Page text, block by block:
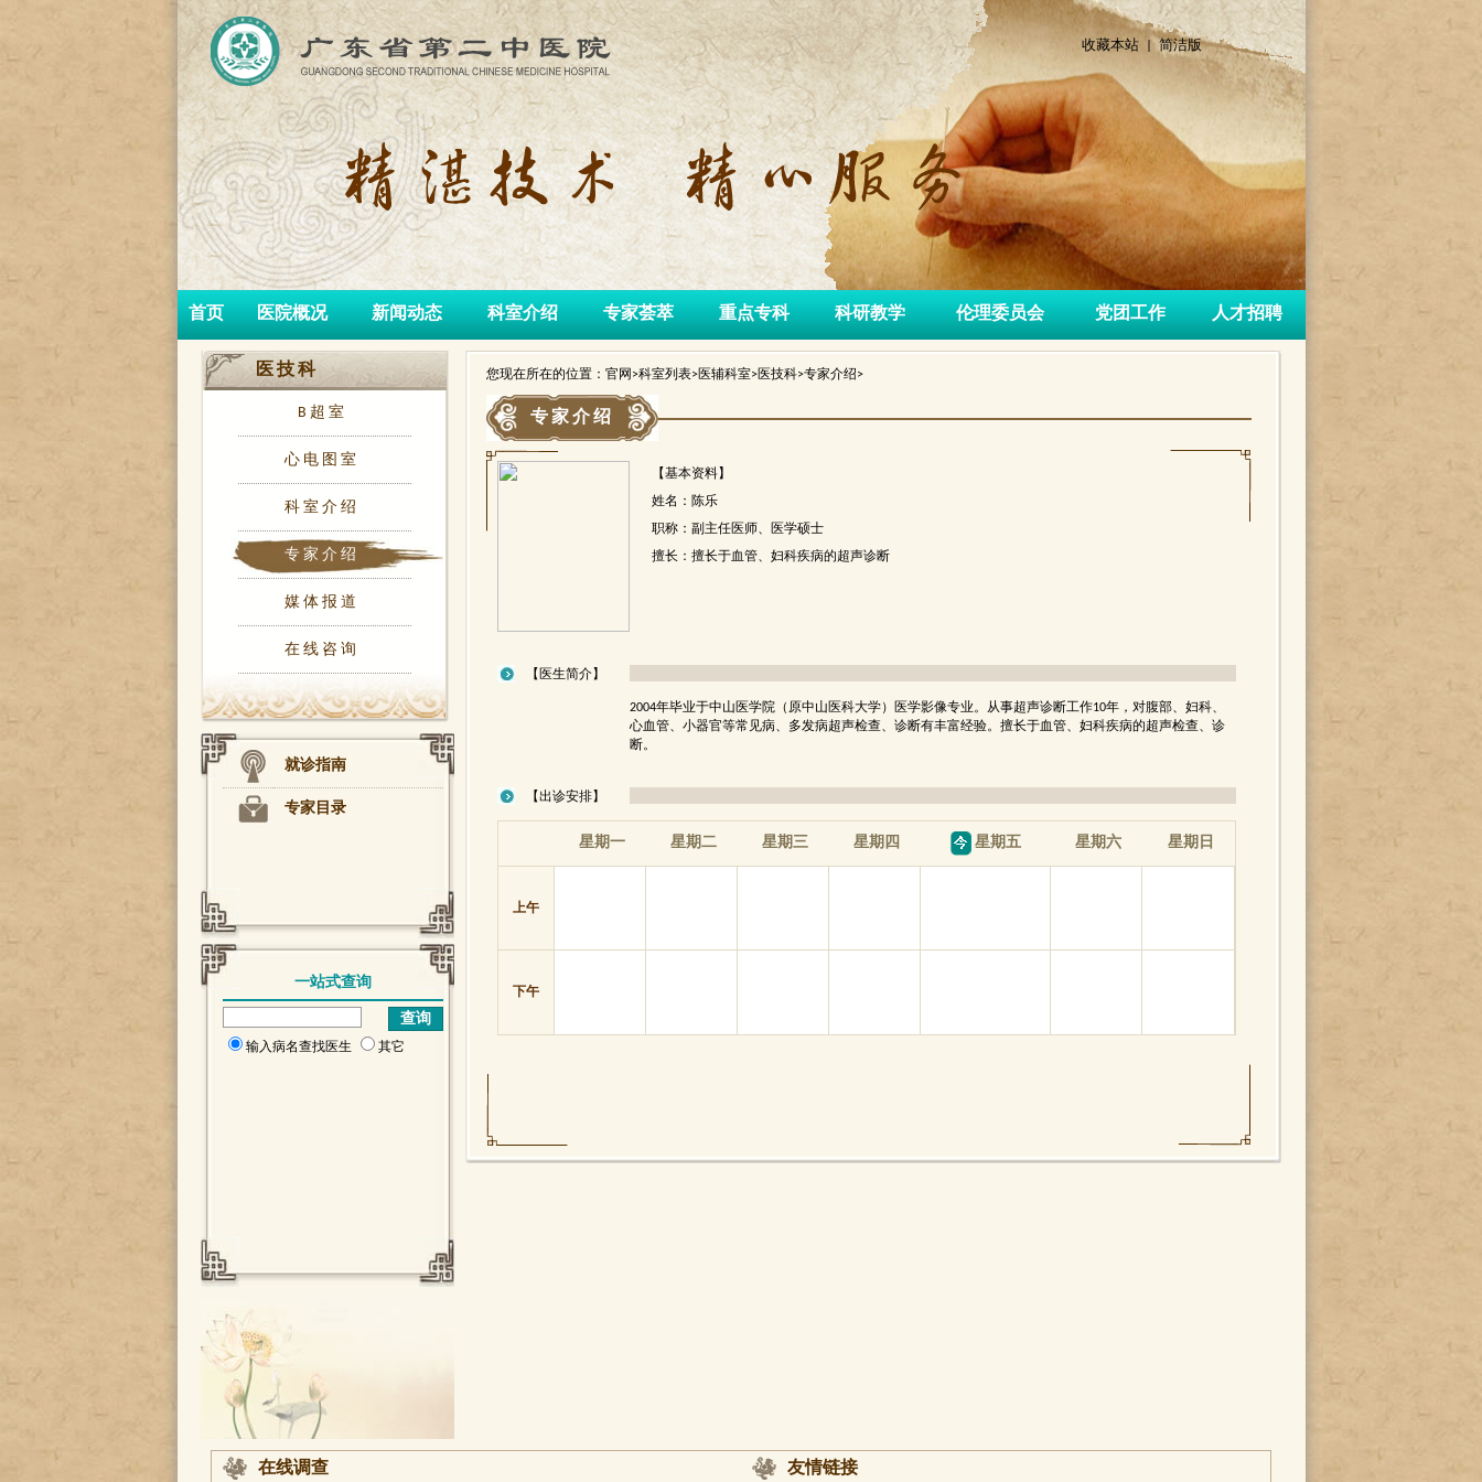
收藏本站 | 简洁版
首页 医院概况 新闻动态 科室介绍 专家荟萃 重点专科 科研教学 伦理委员会 党团工作 人才招聘
医技科
B超室
心电图室
科室介绍
专家介绍
媒体报道
在线咨询
就诊指南
专家目录
一站式查询
输入病名查找医生 其它
您现在所在的位置：官网>科室列表>医辅科室>医技科>专家介绍>
专家介绍
【基本资料】
姓名：陈乐
职称：副主任医师、医学硕士
擅长：擅长于血管、妇科疾病的超声诊断
【医生简介】
2004年毕业于中山医学院（原中山医科大学）医学影像专业。从事超声诊断工作10年，对腹部、妇科、
心血管、小器官等常见病、多发病超声检查、诊断有丰富经验。擅长于血管、妇科疾病的超声检查、诊
断。
【出诊安排】
星期一 星期二 星期三 星期四 星期五 星期六 星期日
上午
下午
在线调查 友情链接